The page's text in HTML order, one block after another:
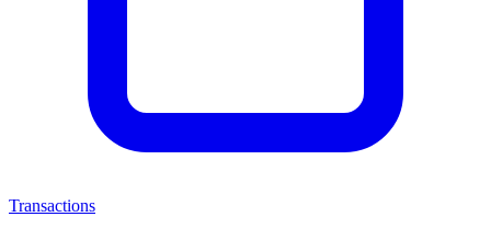
Transactions